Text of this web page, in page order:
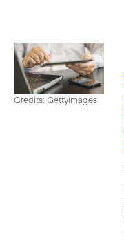
Credits: Gettyimages